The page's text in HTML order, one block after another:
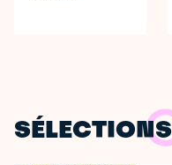
SÉLECTIONS